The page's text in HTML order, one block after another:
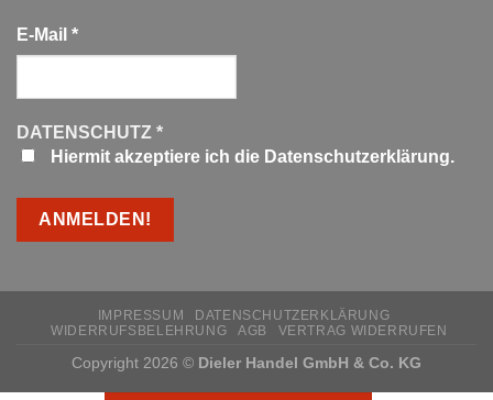
E-Mail *
DATENSCHUTZ *
Hiermit akzeptiere ich die Datenschutzerklärung.
IMPRESSUM
DATENSCHUTZERKLÄRUNG
WIDERRUFSBELEHRUNG
AGB VERTRAG WIDERRUFEN
Copyright 2026 © Dieler Handel GmbH & Co. KG